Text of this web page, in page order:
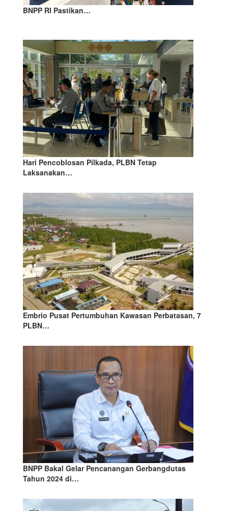
BNPP RI Pastikan…
Hari Pencoblosan Pilkada, PLBN Tetap
Laksanakan…
Embrio Pusat Pertumbuhan Kawasan Perbatasan, 7
PLBN…
BNPP Bakal Gelar Pencanangan Gerbangdutas
Tahun 2024 di…